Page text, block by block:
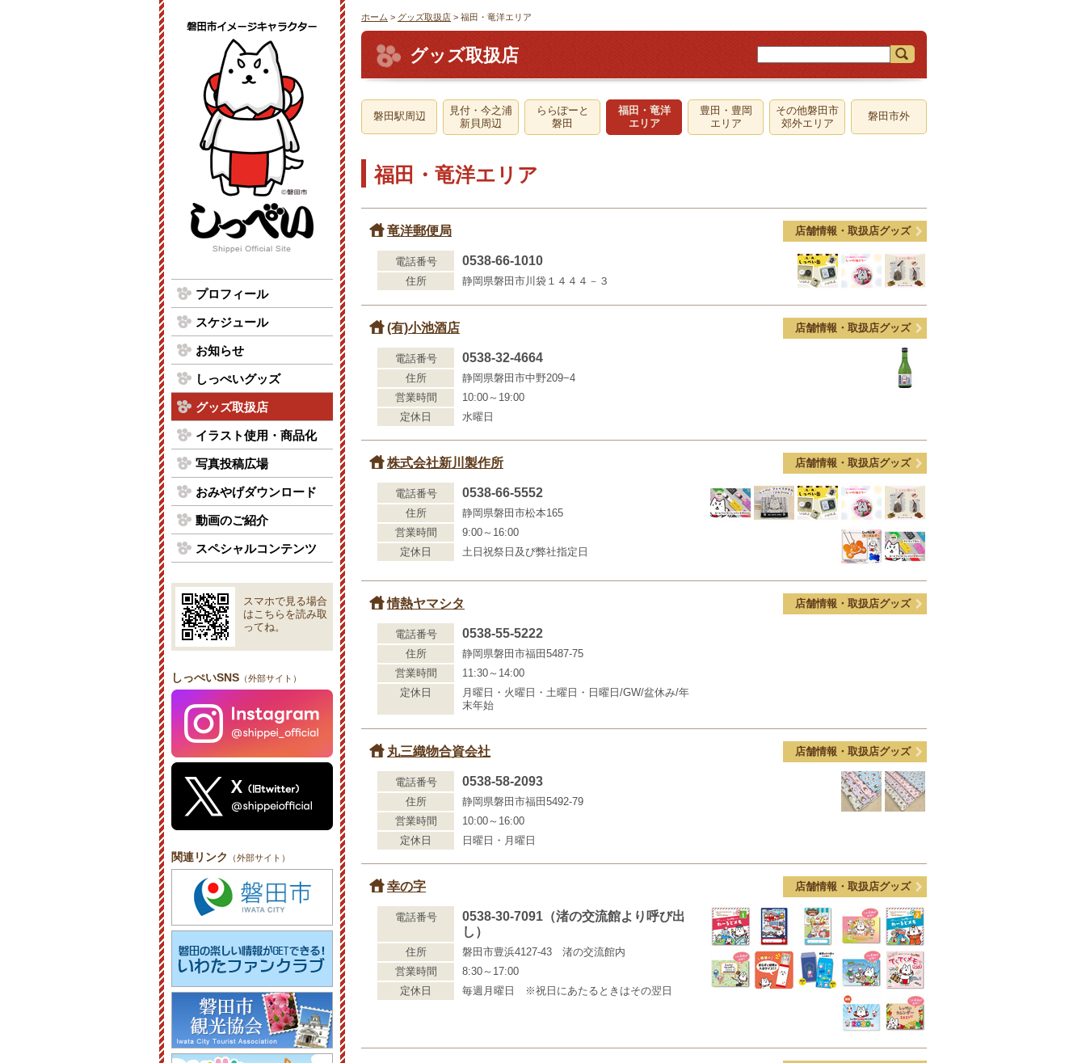
ホーム > グッズ取扱店 > 福田・竜洋エリア
グッズ取扱店
磐田駅周辺
見付・今之浦
新貝周辺
ららぽーと
磐田
福田・竜洋
エリア
豊田・豊岡
エリア
その他磐田市
郊外エリア
磐田市外
福田・竜洋エリア
竜洋郵便局 店舗情報・取扱店グッズ
電話番号 0538-66-1010
住所 静岡県磐田市川袋１４４４－３
(有)小池酒店 店舗情報・取扱店グッズ
電話番号 0538-32-4664
住所
静岡県磐田市中野209−4
営業時間
10:00～19:00
定休日
水曜日
株式会社新川製作所 店舗情報・取扱店グッズ
電話番号 0538-66-5552
住所
静岡県磐田市松本165
営業時間
9:00～16:00
定休日
土日祝祭日及び弊社指定日
情熱ヤマシタ 店舗情報・取扱店グッズ
電話番号 0538-55-5222
住所
静岡県磐田市福田5487-75
営業時間
11:30～14:00
定休日
月曜日・火曜日・土曜日・日曜日/GW/盆休み/年
末年始
丸三織物合資会社 店舗情報・取扱店グッズ
電話番号 0538-58-2093
住所
静岡県磐田市福田5492-79
営業時間
10:00～16:00
定休日
日曜日・月曜日
幸の字 店舗情報・取扱店グッズ
電話番号
0538-30-7091（渚の交流館より呼び出
し）
住所
磐田市豊浜4127-43 渚の交流館内
営業時間
8:30～17:00
定休日
毎週月曜日 ※祝日にあたるときはその翌日
プロフィール
スケジュール
お知らせ
しっぺいグッズ
グッズ取扱店
イラスト使用・商品化
写真投稿広場
おみやげダウンロード
動画のご紹介
スペシャルコンテンツ
スマホで見る場合
はこちらを読み取
ってね。
しっぺいSNS （外部サイト）
関連リンク （外部サイト）